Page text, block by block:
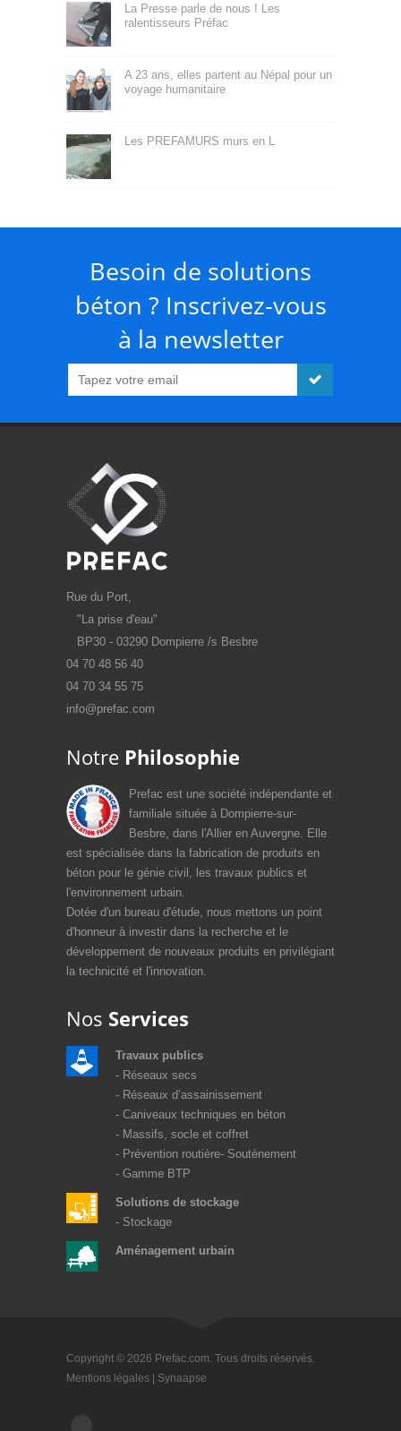
La Presse parle de nous ! Les
ralentisseurs Préfac
A 23 ans, elles partent au Népal pour un
voyage humanitaire
Les PREFAMURS murs en L
Besoin de solutions
béton ? Inscrivez-vous
à la newsletter
Rue du Port,
"La prise d'eau"
BP30 - 03290 Dompierre /s Besbre
04 70 48 56 40
04 70 34 55 75
info@prefac.com
Notre Philosophie
Prefac est une société indépendante et
familiale située à Dompierre-sur-
Besbre, dans l'Allier en Auvergne. Elle
est spécialisée dans la fabrication de produits en
béton pour le génie civil, les travaux publics et
l'environnement urbain.
Dotée d'un bureau d'étude, nous mettons un point
d'honneur à investir dans la recherche et le
développement de nouveaux produits en privilégiant
la technicité et l'innovation.
Nos Services
Travaux publics
Réseaux secs
Réseaux d’assainissement
Caniveaux techniques en béton
Massifs, socle et coffret
Prévention routière Soutènement
Gamme BTP
Solutions de stockage
Stockage
Aménagement urbain
Copyright © 2026 Prefac.com. Tous droits réservés.
Mentions légales
Synaapse